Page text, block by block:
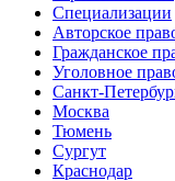
Специализации
Авторское
Гражданское
Уголовное
Санкт-
Москва
Тюмень
Сургут
Краснодар